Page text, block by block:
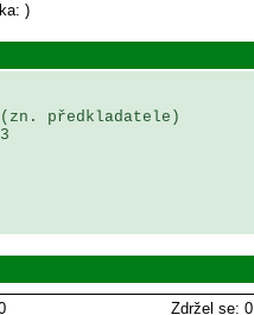
)
Zdržel se: 0